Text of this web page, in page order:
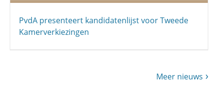
PvdA presenteert kandidatenlijst voor Tweede
Kamerverkiezingen
Meer nieuws